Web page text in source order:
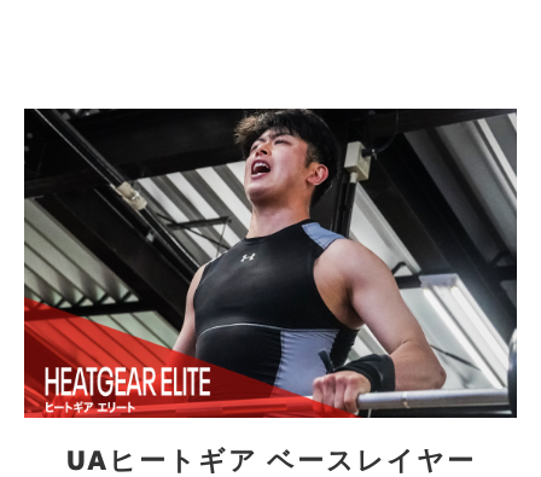
UAヒートギア ベースレイヤー